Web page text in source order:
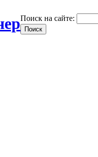
Поиск на сайте: